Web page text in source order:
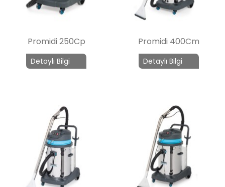
Promidi 250Cp
Detaylı Bilgi
Promidi 400Cm
Detaylı Bilgi